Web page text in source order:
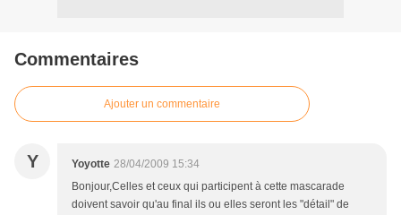
Commentaires
Ajouter un commentaire
Y Yoyotte 28/04/2009 15:34
Bonjour,Celles et ceux qui participent à cette mascarade
doivent savoir qu'au final ils ou elles seront les "détail" de